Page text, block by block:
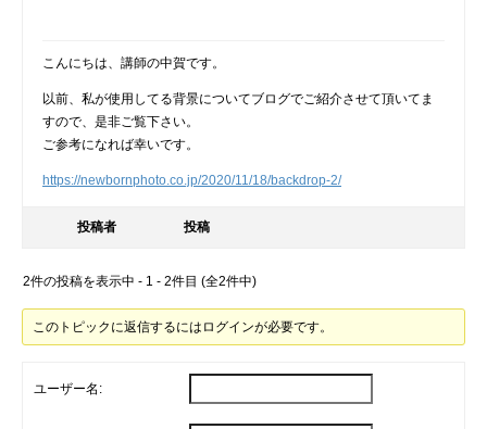
こんにちは、講師の中賀です。
以前、私が使用してる背景についてブログでご紹介させて頂いてま
すので、是非ご覧下さい。
ご参考になれば幸いです。
https://newbornphoto.co.jp/2020/11/18/backdrop-2/
投稿者 投稿
2件の投稿を表示中 - 1 - 2件目 (全2件中)
このトピックに返信するにはログインが必要です。
ユーザー名: